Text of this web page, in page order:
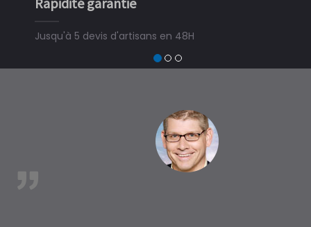
5 devis d'artisans en 48H
trouver un